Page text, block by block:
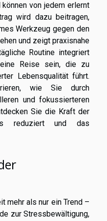
von jedem erlernt
wird dazu beitragen,
Werkzeug gegen den
und zeigt praxisnahe
Routine integriert
Reise sein, die zu
Lebensqualität führt.
wie Sie durch
und fokussierteren
Sie die Kraft der
reduziert und das
mehr als nur ein Trend –
zur Stressbewältigung,